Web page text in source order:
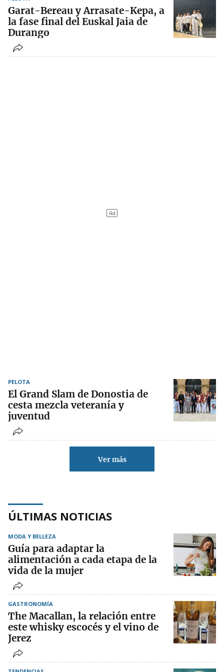
Garat-Bereau y Arrasate-Kepa, a
la fase final del Euskal Jaia de
Durango
PELOTA
El Grand Slam de Donostia de
cesta mezcla veteranía y
juventud
Ver más
ÚLTIMAS NOTICIAS
MODA Y BELLEZA
Guía para adaptar la
alimentación a cada etapa de la
vida de la mujer
GASTRONOMÍA
The Macallan, la relación entre
este whisky escocés y el vino de
Jerez